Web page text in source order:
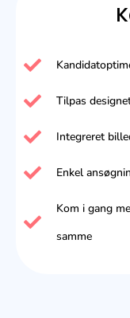
Tilpas
Integreret
Enkel
Kom i gang
samme